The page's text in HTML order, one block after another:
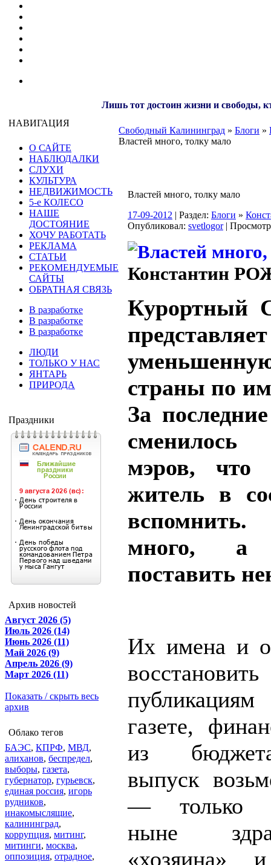
Лишь тот достоин жизни и свободы,
НАВИГАЦИЯ
О САЙТЕ
НАБЛЮДАЛКИ
СЛУХИ
КУЛЬТУРА
НЕДВИЖИМОСТЬ
5-е КОЛЕСО
НАШЕ
ДОСТОЯНИЕ
ХОЧУ РАБОТАТЬ
РЕКЛАМА
СТАТЬИ
РЕКОМЕНДУЕМЫЕ
САЙТЫ
ОБРАТНАЯ СВЯЗЬ
В разработке
В разработке
В разработке
ЛЮДИ
ТОЛЬКО У НАС
ЯНТАРЬ
ПРИРОДА
Праздники
Архив новостей
Август 2026 (5)
Июль 2026 (14)
Июнь 2026 (11)
Май 2026 (9)
Апрель 2026 (9)
Март 2026 (11)
Показать / скрыть весь
архив
Облако тегов
БАЭС, КПРФ, МВД,
алиханов, беспредел,
выборы, газета,
губернатор, гурьевск,
единая россия, игорь
рудников,
инакомыслящие,
калининград,
коррупция, митинг,
митинги, москва,
оппозиция, отрадное,
Свободный Калининград » Блоги »
Властей много, толку мало
Властей много, толку мало
17-09-2012 | Раздел: Блоги »
Опубликовал: svetlogor|
Константин
Курортный
страны по
За
мэров, что
житель в
много, а
поставить
Их имена и
газете,
из
выпуск
— только
ныне
«хозяина»